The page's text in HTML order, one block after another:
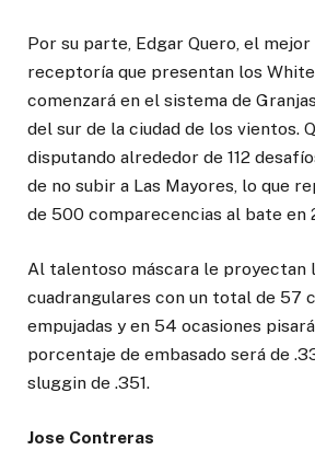
Por su parte, Edgar Quero, el
receptoría que presentan los
comenzará en el sistema de
del sur de la ciudad de los vientos.
disputando alrededor de 112
de no subir a Las Mayores, lo que
de 500 comparecencias al bate en
Al talentoso máscara le proyectan
cuadrangulares con un total de 57
empujadas y en 54 ocasiones
porcentaje de embasado será de
sluggin de .351.
Jose Contreras